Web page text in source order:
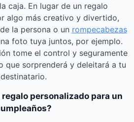
caja. En lugar de un regalo
algo más creativo y divertido,
de la persona o un rompecabezas
foto tuya juntos, por ejemplo.
tome el control y seguramente
que sorprenderá y deleitará a tu
destinatario.
personalizado para un